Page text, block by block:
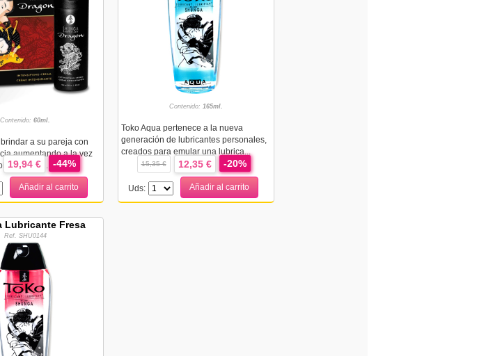
Contenido: 60ml.
a su pareja con
aumentando a la vez
Shunga ...
19,94 € -44%
Añadir al carrito
Contenido: 165ml.
Toko Aqua pertenece a la nueva
generación de lubricantes personales,
creados para emular una lubrica...
15,35 € 12,35 € -20%
Uds: Añadir al carrito
Lubricante Fresa
Ref. SHU0144